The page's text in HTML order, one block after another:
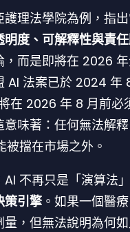
理法學院為例，指
明度、可解釋性與責
，而是即將在 2026
AI 法案已於 2024 年
在 2026 年 8 月前必
味著：任何無法解
被擋在市場之外。
不再只是「演算法
策引擎。如果一個醫
，但無法說明為何